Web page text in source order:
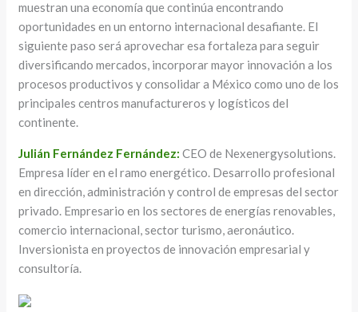
muestran una economía que continúa encontrando
oportunidades en un entorno internacional desafiante. El
siguiente paso será aprovechar esa fortaleza para seguir
diversificando mercados, incorporar mayor innovación a los
procesos productivos y consolidar a México como uno de los
principales centros manufactureros y logísticos del
continente.
Julián Fernández Fernández: CEO de Nexenergysolutions.
Empresa líder en el ramo energético. Desarrollo profesional
en dirección, administración y control de empresas del sector
privado. Empresario en los sectores de energías renovables,
comercio internacional, sector turismo, aeronáutico.
Inversionista en proyectos de innovación empresarial y
consultoría.